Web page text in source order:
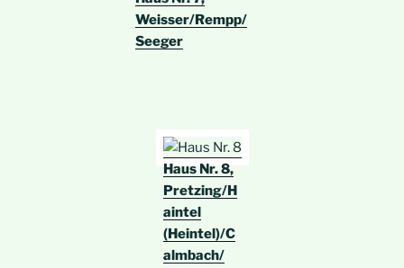
Weisser/Rempp/
Seeger
Haus Nr. 8,
Pretzing/H
aintel
(Heintel)/C
almbach/